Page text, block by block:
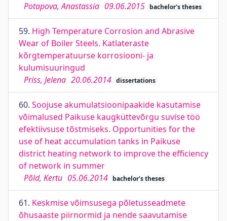
Potapova, Anastassia 09.06.2015 bachelor's theses
59. High Temperature Corrosion and Abrasive
Wear of Boiler Steels. Katlateraste
kõrgtemperatuurse korrosiooni- ja
kulumisuuringud
Priss, Jelena 20.06.2014 dissertations
60. Soojuse akumulatsioonipaakide kasutamise
võimalused Paikuse kaugküttevõrgu suvise töö
efektiivsuse tõstmiseks. Opportunities for the
use of heat accumulation tanks in Paikuse
district heating network to improve the efficiency
of network in summer
Põld, Kertu 05.06.2014 bachelor's theses
61. Keskmise võimsusega põletusseadmete
õhusaaste piirnormid ja nende saavutamise